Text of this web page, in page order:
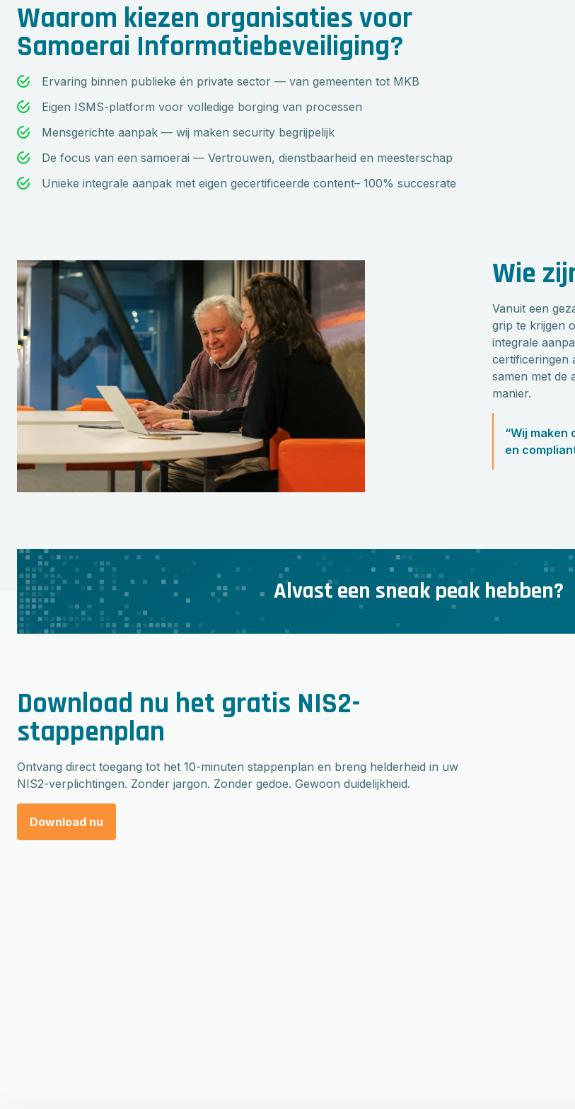
Waarom kiezen organisaties voor
Samoerai Informatiebeveiliging?
Ervaring binnen publieke én private sector — van gemeenten tot MKB
Eigen ISMS-platform voor volledige borging van processen
Mensgerichte aanpak — wij maken security begrijpelijk
De focus van een samoerai — Vertrouwen, dienstbaarheid en meesterschap
Unieke integrale aanpak met eigen gecertificeerde content– 100% succesrate
Wie
Vanuit een
grip te krijgen
integrale
certificeringen
samen met de
manier.
“Wij
en
Alvast een sneak peak hebben?
Download nu het gratis NIS2-
stappenplan
Ontvang direct toegang tot het 10-minuten stappenplan en breng helderheid in uw
NIS2-verplichtingen. Zonder jargon. Zonder gedoe. Gewoon duidelijkheid.
Download nu